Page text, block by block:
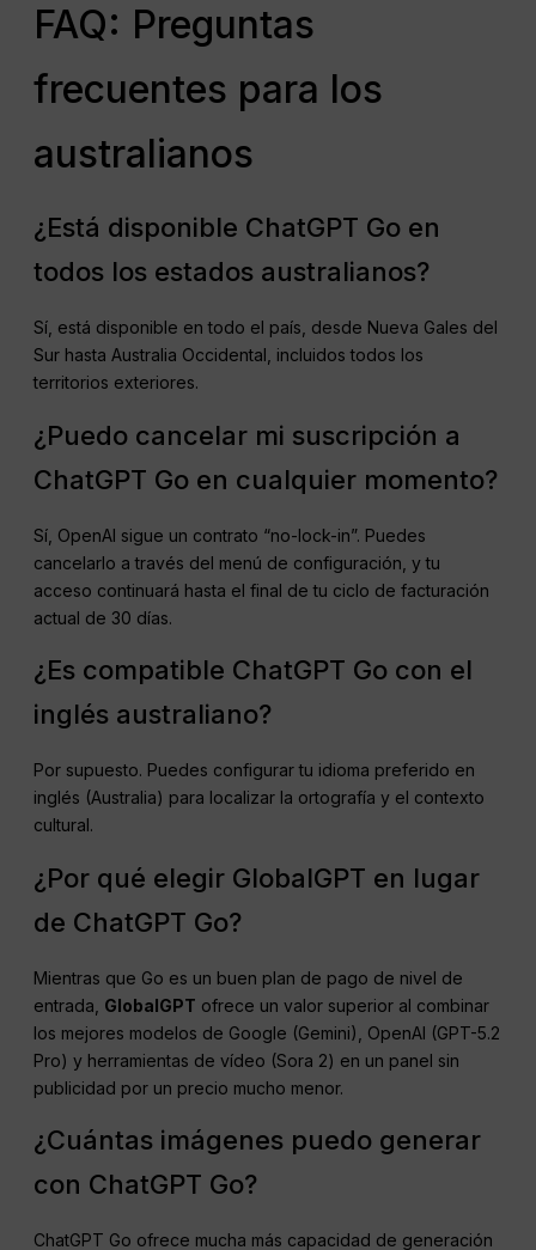
FAQ: Preguntas
frecuentes para los
australianos
¿Está disponible ChatGPT Go en
todos los estados australianos?
Sí, está disponible en todo el país, desde Nueva Gales del
Sur hasta Australia Occidental, incluidos todos los
territorios exteriores.
¿Puedo cancelar mi suscripción a
ChatGPT Go en cualquier momento?
Sí, OpenAI sigue un contrato “no-lock-in”. Puedes
cancelarlo a través del menú de configuración, y tu
acceso continuará hasta el final de tu ciclo de facturación
actual de 30 días.
¿Es compatible ChatGPT Go con el
inglés australiano?
Por supuesto. Puedes configurar tu idioma preferido en
inglés (Australia) para localizar la ortografía y el contexto
cultural.
¿Por qué elegir GlobalGPT en lugar
de ChatGPT Go?
Mientras que Go es un buen plan de pago de nivel de
entrada, GlobalGPT ofrece un valor superior al combinar
los mejores modelos de Google (Gemini), OpenAI (GPT-5.2
Pro) y herramientas de vídeo (Sora 2) en un panel sin
publicidad por un precio mucho menor.
¿Cuántas imágenes puedo generar
con ChatGPT Go?
ChatGPT Go ofrece mucha más capacidad de generación